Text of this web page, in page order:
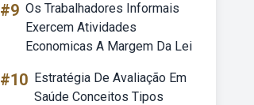
#9 Os Trabalhadores Informais
Exercem Atividades
Economicas A Margem Da Lei
#10 Estratégia De Avaliação Em
Saúde Conceitos Tipos